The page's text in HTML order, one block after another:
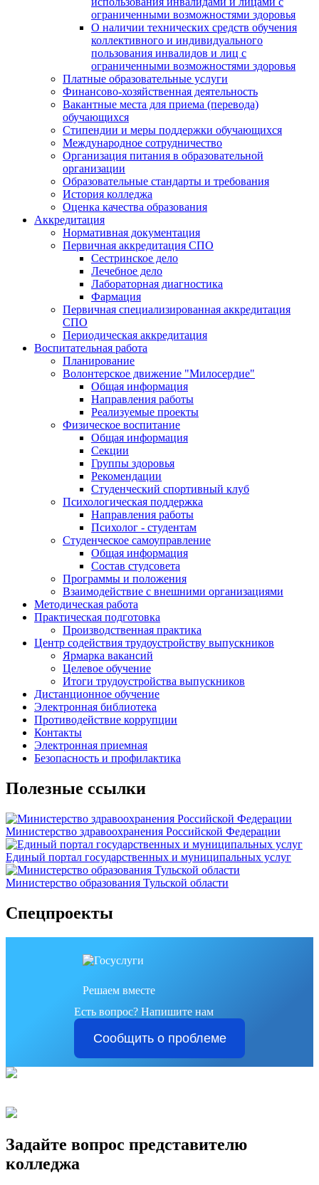
ограниченными возможностями здоровья
О наличии технических средств обучения
коллективного и индивидуального
пользования инвалидов и лиц с
ограниченными возможностями здоровья
Платные образовательные услуги
Финансово-хозяйственная деятельность
Вакантные места для приема (перевода)
обучающихся
Стипендии и меры поддержки обучающихся
Международное сотрудничество
Организация питания в образовательной
организации
Образовательные стандарты и требования
История колледжа
Оценка качества образования
Аккредитация
Нормативная документация
Первичная аккредитация СПО
Сестринское дело
Лечебное дело
Лабораторная диагностика
Фармация
Первичная специализированная аккредитация
СПО
Периодическая аккредитация
Воспитательная работа
Планирование
Волонтерское движение "Милосердие"
Общая информация
Направления работы
Реализуемые проекты
Физическое воспитание
Общая информация
Секции
Группы здоровья
Рекомендации
Студенческий спортивный клуб
Психологическая поддержка
Направления работы
Психолог - студентам
Студенческое самоуправление
Общая информация
Состав студсовета
Программы и положения
Взаимодействие с внешними организациями
Методическая работа
Практическая подготовка
Производственная практика
Центр содействия трудоустройству выпускников
Ярмарка вакансий
Целевое обучение
Итоги трудоустройства выпускников
Дистанционное обучение
Электронная библиотека
Противодействие коррупции
Контакты
Электронная приемная
Безопасность и профилактика
Полезные ссылки
Министерство здравоохранения Российской Федерации
Единый портал государственных и муниципальных услуг
Министерство образования Тульской области
Спецпроекты
Решаем вместе
Есть вопрос? Напишите нам
Сообщить о проблеме
Задайте вопрос представителю
колледжа